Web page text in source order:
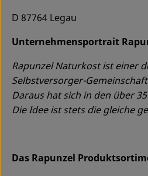
D 87764 Legau
Unternehmensportrait
Rapunzel Naturkost ist einer
Selbstversorger-
Daraus hat sich in den über
Die Idee ist stets die gleiche
Das Rapunzel